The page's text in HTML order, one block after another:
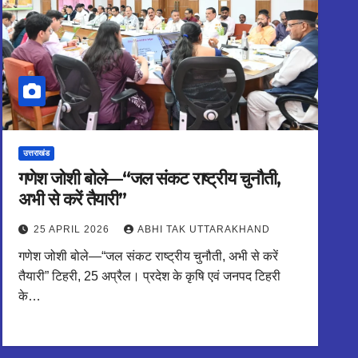
उत्तराखंड
गणेश जोशी बोले—“जल संकट राष्ट्रीय चुनौती,
अभी से करें तैयारी”
25 APRIL 2026 ABHI TAK UTTARAKHAND
गणेश जोशी बोले—“जल संकट राष्ट्रीय चुनौती, अभी से करें
तैयारी” टिहरी, 25 अप्रैल। प्रदेश के कृषि एवं जनपद टिहरी
के…